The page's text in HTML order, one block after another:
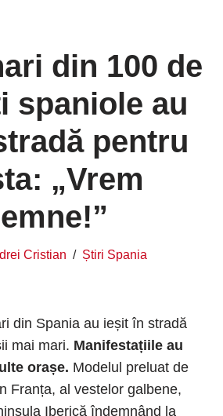
din 100 de
spaniole au
pentru
„Vrem
Cristian Știri Spania
din Spania au ieșit în stradă
mai mari. Manifestațiile au
orașe. Modelul preluat de
Franța, al vestelor galbene,
Iberică îndemnând la